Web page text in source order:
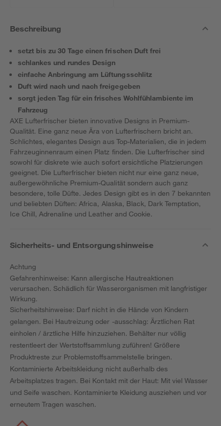
Beschreibung
setzt bis zu 30 Tage einen frischen Duft frei
schlankes und rundes Design
einfache Anbringung am Lüftungsschlitz
Duft wird nach und nach freigegeben
sorgt jeden Tag für ein frisches Wohlfühlambiente im
Fahrzeug
AXE Lufterfrischer bieten innovative Designs in Premium-
Qualität. Eine ganz neue Ära von Lufterfrischern bricht an.
Schlichtes, elegantes Design aus Top-Materialien, die in jedem
Fahrzeuginnenraum einen Platz finden. Die Lufterfrischer sind
sowohl für diskrete wie auch sofort ersichtliche Platzierungen
geeignet. Die Lufterfrischer bieten nicht nur eine ganz neue,
außergewöhnliche Premium-Qualität sondern auch ganz
besondere, tolle Düfte. Jedes Design gibt es in den 7 bekannten
und beliebten Düften: Africa, Alaska, Black, Dark Temptation,
Ice Chill, Adrenaline und Leather and Cookie.
Sicherheits- und Entsorgungshinweise
Achtung
Gefahrenhinweise: Kann allergische Hautreaktionen
verursachen. Schädlich für Wasserorganismen mit langfristiger
Wirkung.
Sicherheitshinweise: Darf nicht in die Hände von Kindern
gelangen. Bei Hautreizung oder -ausschlag: Ärztlichen Rat
einholen / ärztliche Hilfe hinzuziehen. Behälter nur völlig
restentleert der Wertstoffsammlung zuführen! Größere
Produktreste zur Problemstoffsammelstelle bringen.
Kontaminierte Arbeitskleidung nicht außerhalb des
Arbeitsplatzes tragen. Bei Kontakt mit der Haut: Mit viel Wasser
und Seife waschen. Kontaminierte Kleidung ausziehen und vor
erneutem Tragen waschen.